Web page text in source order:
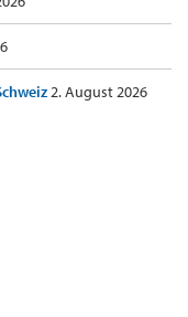
2. August 2026